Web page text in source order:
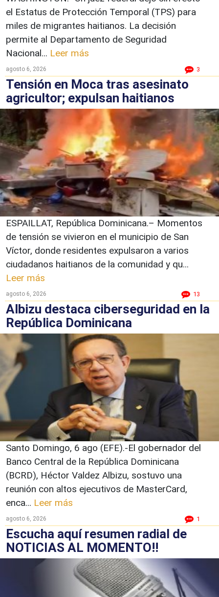
el Estatus de Protección Temporal (TPS) para
miles de migrantes haitianos. La decisión
permite al Departamento de Seguridad
Nacional... Leer más
agosto 6, 2026 3
Tensión en Moca tras asesinato
agricultor; expulsan haitianos
ESPAILLAT, República Dominicana.– Momentos
de tensión se vivieron en el municipio de San
Víctor, donde residentes expulsaron a varios
ciudadanos haitianos de la comunidad y qu...
Leer más
agosto 6, 2026 13
Albizu destaca ciberseguridad en la
República Dominicana
Santo Domingo, 6 ago (EFE).-El gobernador del
Banco Central de la República Dominicana
(BCRD), Héctor Valdez Albizu, sostuvo una
reunión con altos ejecutivos de MasterCard,
enca... Leer más
agosto 6, 2026 1
Escucha aquí resumen radial de
NOTICIAS AL MOMENTO!!